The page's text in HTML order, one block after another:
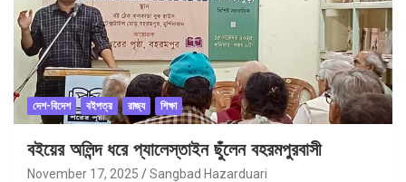
দেশ-বিদেশ বইপত্র রাজ্য শিক্ষা
বইয়ের অলিন্দ ধরে প্যালেস্তাইন ছুঁলেন বহরমপুরবাসী
November 17, 2025 Sangbad Hazarduari